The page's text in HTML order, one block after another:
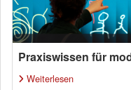
Praxiswissen für
Weiterlesen